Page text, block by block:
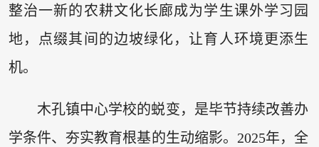
整治一新的农耕文化长廊成为学生课外学习园
地，点缀其间的边坡绿化，让育人环境更添生
机。
木孔镇中心学校的蜕变，是毕节持续改善办
学条件、夯实教育根基的生动缩影。2025年，全